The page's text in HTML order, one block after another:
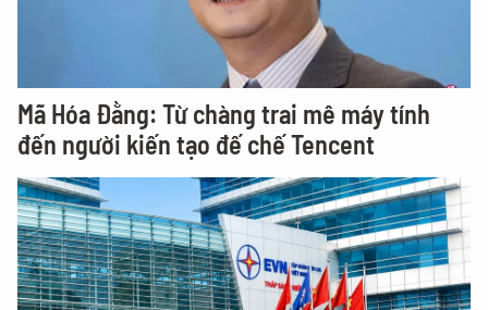
Mã Hóa Đằng: Từ chàng trai mê máy tính
đến người kiến tạo đế chế Tencent